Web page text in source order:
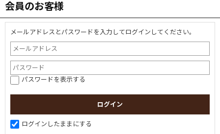
会員のお客様
メールアドレスとパスワードを入力してログインしてください。
パスワードを表示する
ログインしたままにする